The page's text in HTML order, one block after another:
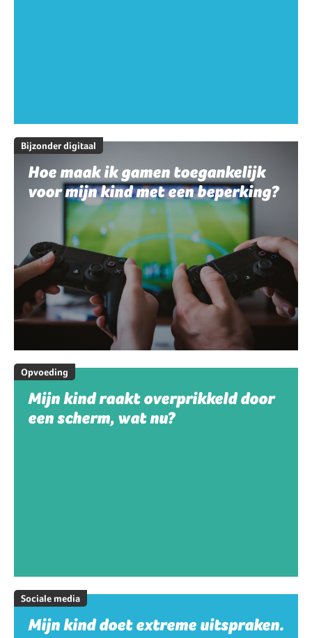
Bijzonder digitaal
Hoe maak ik gamen toegankelijk
voor mijn kind met een beperking?
Opvoeding
Mijn kind raakt overprikkeld door
een scherm, wat nu?
Sociale media
Mijn kind doet extreme uitspraken.